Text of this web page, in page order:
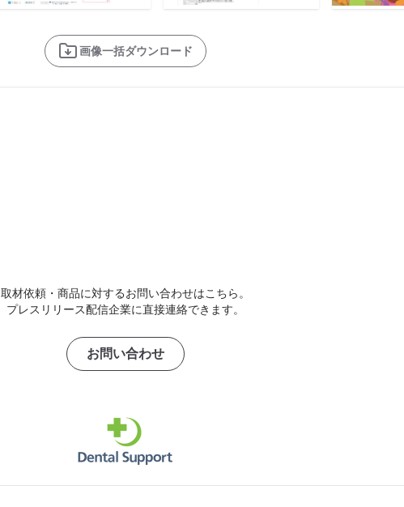
画像一括ダウンロード
取材依頼・商品に対するお問い合わせはこちら。
プレスリリース配信企業に直接連絡できます。
お問い合わせ